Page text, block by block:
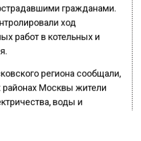
гражданами.
ход
работ в котельных и
региона сообщали,
районах Москвы жители
воды и